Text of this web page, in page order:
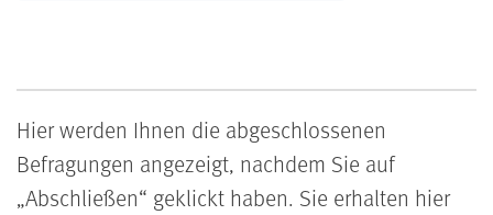
Hier werden Ihnen die abgeschlossenen
Befragungen angezeigt, nachdem Sie auf
„Abschließen“ geklickt haben. Sie erhalten hier